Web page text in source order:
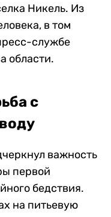
Никель. Из
в том
службе
области.
с
важность
первой
бедствия.
на питьевую